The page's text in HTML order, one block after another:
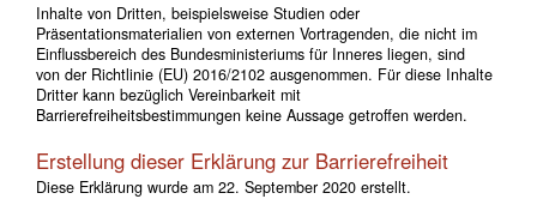
Inhalte von Dritten, beispielsweise Studien oder
Präsentationsmaterialien von externen Vortragenden, die nicht im
Einflussbereich des Bundesministeriums für Inneres liegen, sind
von der Richtlinie (EU) 2016/2102 ausgenommen. Für diese Inhalte
Dritter kann bezüglich Vereinbarkeit mit
Barrierefreiheitsbestimmungen keine Aussage getroffen werden.
Erstellung dieser Erklärung zur Barrierefreiheit
Diese Erklärung wurde am 22. September 2020 erstellt.